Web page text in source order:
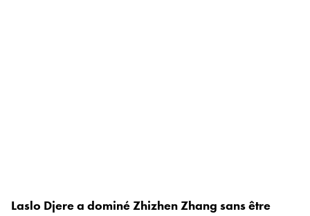
Laslo Djere a dominé Zhizhen Zhang sans être